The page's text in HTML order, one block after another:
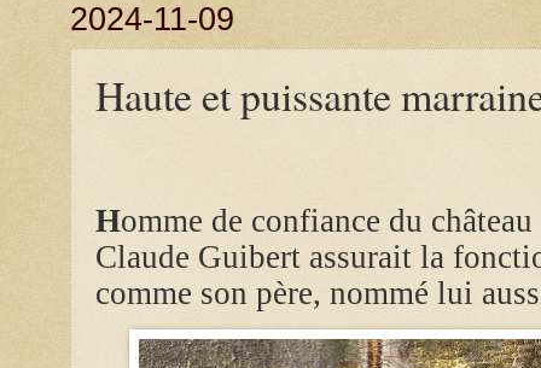
2024-11-09
Haute et puissante
Homme de confiance du
Claude Guibert assurait la
comme son père, nommé lui